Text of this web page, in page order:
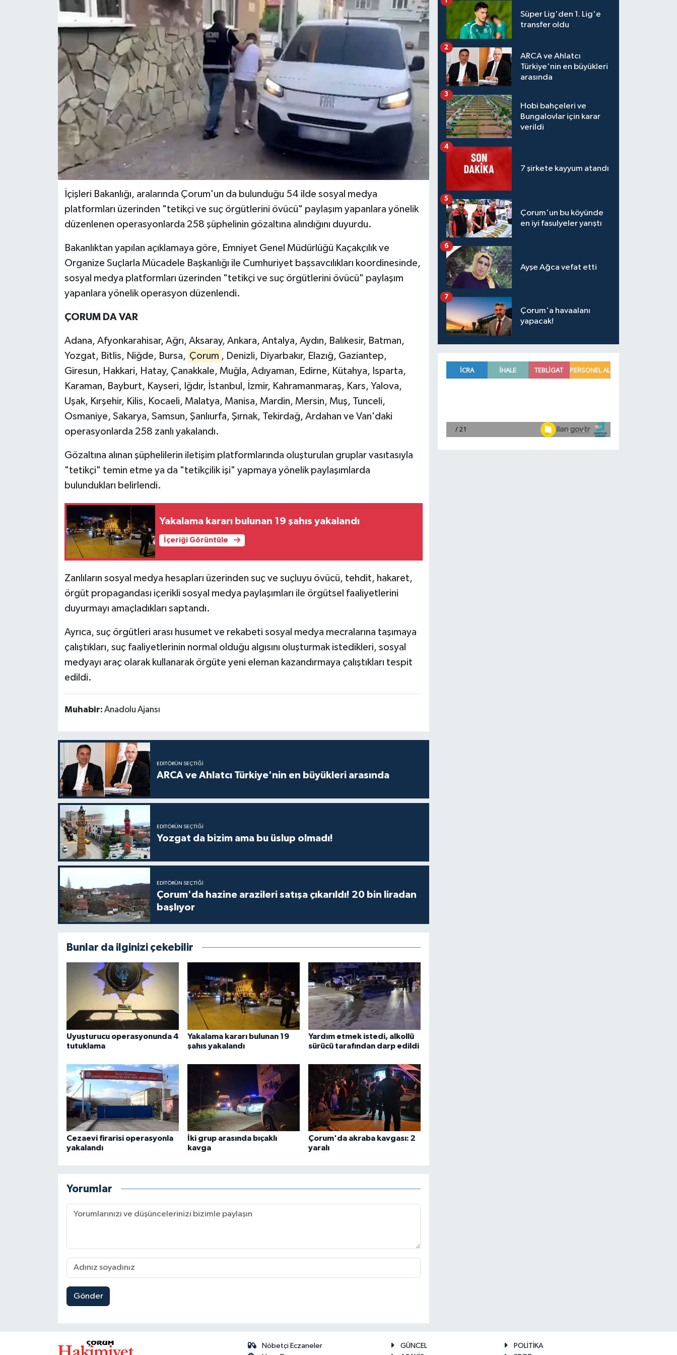
İçişleri Bakanlığı, aralarında Çorum'un da bulunduğu 54 ilde sosyal medya
platformları üzerinden "tetikçi ve suç örgütlerini övücü" paylaşım yapanlara yönelik
düzenlenen operasyonlarda 258 şüphelinin gözaltına alındığını duyurdu.
Bakanlıktan yapılan açıklamaya göre, Emniyet Genel Müdürlüğü Kaçakçılık ve
Organize Suçlarla Mücadele Başkanlığı ile Cumhuriyet başsavcılıkları koordinesinde,
sosyal medya platformları üzerinden "tetikçi ve suç örgütlerini övücü" paylaşım
yapanlara yönelik operasyon düzenlendi.
ÇORUM DA VAR
Adana, Afyonkarahisar, Ağrı, Aksaray, Ankara, Antalya, Aydın, Balıkesir, Batman,
Yozgat, Bitlis, Niğde, Bursa, Çorum , Denizli, Diyarbakır, Elazığ, Gaziantep,
Giresun, Hakkari, Hatay, Çanakkale, Muğla, Adıyaman, Edirne, Kütahya, Isparta,
Karaman, Bayburt, Kayseri, Iğdır, İstanbul, İzmir, Kahramanmaraş, Kars, Yalova,
Uşak, Kırşehir, Kilis, Kocaeli, Malatya, Manisa, Mardin, Mersin, Muş, Tunceli,
Osmaniye, Sakarya, Samsun, Şanlıurfa, Şırnak, Tekirdağ, Ardahan ve Van'daki
operasyonlarda 258 zanlı yakalandı.
Gözaltına alınan şüphelilerin iletişim platformlarında oluşturulan gruplar vasıtasıyla
"tetikçi" temin etme ya da "tetikçilik işi" yapmaya yönelik paylaşımlarda
bulundukları belirlendi.
Yakalama kararı bulunan 19 şahıs yakalandı
İçeriği Görüntüle
Zanlıların sosyal medya hesapları üzerinden suç ve suçluyu övücü, tehdit, hakaret,
örgüt propagandası içerikli sosyal medya paylaşımları ile örgütsel faaliyetlerini
duyurmayı amaçladıkları saptandı.
Ayrıca, suç örgütleri arası husumet ve rekabeti sosyal medya mecralarına taşımaya
çalıştıkları, suç faaliyetlerinin normal olduğu algısını oluşturmak istedikleri, sosyal
medyayı araç olarak kullanarak örgüte yeni eleman kazandırmaya çalıştıkları tespit
edildi.
Muhabir: Anadolu Ajansı
EDITÖRÜN SEÇTIĞI
ARCA ve Ahlatcı Türkiye'nin en büyükleri arasında
EDITÖRÜN SEÇTIĞI
Yozgat da bizim ama bu üslup olmadı!
EDITÖRÜN SEÇTIĞI
Çorum'da hazine arazileri satışa çıkarıldı! 20 bin liradan
başlıyor
Bunlar da ilginizi çekebilir
Uyuşturucu operasyonunda 4
tutuklama
Yakalama kararı bulunan 19
şahıs yakalandı
Yardım etmek istedi, alkollü
sürücü tarafından darp edildi
Cezaevi firarisi operasyonla
yakalandı
İki grup arasında bıçaklı
kavga
Çorum'da akraba kavgası: 2
yaralı
Yorumlar
Gönder
Süper Lig'den 1. Lig'e
transfer oldu
ARCA ve Ahlatcı
Türkiye'nin en büyükleri
arasında
2
Hobi bahçeleri ve
Bungalovlar için karar
verildi
3
7 şirkete kayyum atandı
4
Çorum'un bu köyünde
en iyi fasulyeler yarıştı
5
Ayşe Ağca vefat etti
6
Çorum'a havaalanı
yapacak!
7
Nöbetçi Eczaneler
GÜNCEL
POLİTİKA
OTOPARK
TEKNOLOJİ